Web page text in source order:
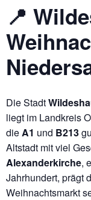
📍
Die Stadt
liegt im Landkreis
dieA1 und B213
Altstadt mit viel
Alexanderkirche,
Jahrhundert, prägt
Weihnachtsmarkt